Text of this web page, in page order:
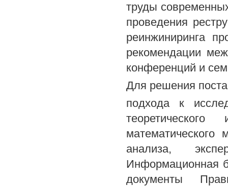
труды
проведения
реинжиниринга
рекомендации
конференций и
Для решения
подхода к
математического
анализа,
Информационная
документы